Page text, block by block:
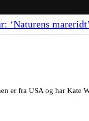
‘Naturens mareridt’
er fra USA og har